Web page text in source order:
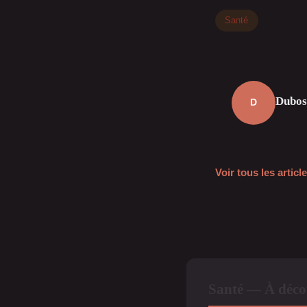
Santé
D Dubos
Voir tous les